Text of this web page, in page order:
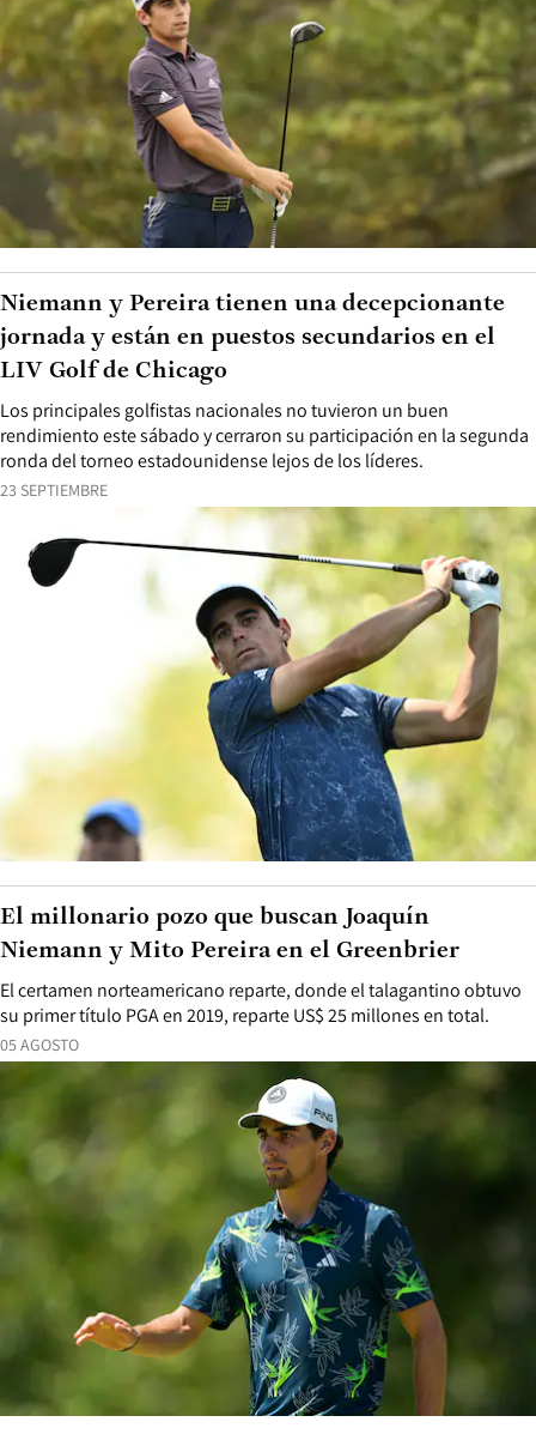
23 SEPTIEMBRE
Los principales golfistas nacionales no tuvieron un buen
rendimiento este sábado y cerraron su participación en la segunda
ronda del torneo estadounidense lejos de los líderes.
Niemann y Pereira tienen una decepcionante
jornada y están en puestos secundarios en el
LIV Golf de Chicago
05 AGOSTO
El certamen norteamericano reparte, donde el talagantino obtuvo
su primer título PGA en 2019, reparte US$ 25 millones en total.
El millonario pozo que buscan Joaquín
Niemann y Mito Pereira en el Greenbrier